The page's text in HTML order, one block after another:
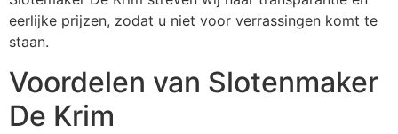
eerlijke prijzen, zodat u niet voor verrassingen komt te
staan.
Voordelen van Slotenmaker
De Krim